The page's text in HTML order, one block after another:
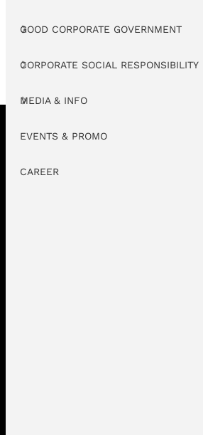
GOOD CORPORATE GOVERNMENT
CORPORATE SOCIAL RESPONSIBILITY
MEDIA & INFO
EVENTS & PROMO
CAREER